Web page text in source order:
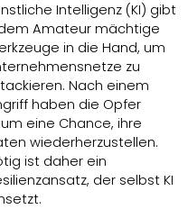
Intelligenz (KI) gibt
Amateur mächtige
in die Hand, um
zu
Nach einem
haben die Opfer
eine Chance, ihre
wiederherzustellen.
ist daher ein
der selbst KI